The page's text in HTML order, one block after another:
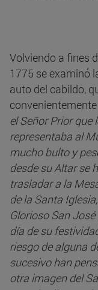
Volviendo a fines
1775 se examinó
auto del cabildo,
el Señor Prior
representaba al
mucho bulto y
desde su Altar se
trasladar a la
de la Santa
Glorioso San
día de su
riesgo de alguna
sucesivo han
otra imagen del